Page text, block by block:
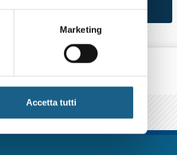
Marketing
Accetta tutti